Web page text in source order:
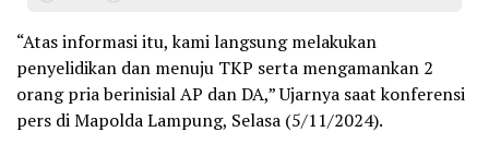
“Atas informasi itu, kami langsung melakukan
penyelidikan dan menuju TKP serta mengamankan 2
orang pria berinisial AP dan DA,” Ujarnya saat konferensi
pers di Mapolda Lampung, Selasa (5/11/2024).